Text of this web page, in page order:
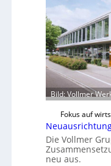
Bild: Vollmer
Fokus auf
Die Vollmer
neu aus.